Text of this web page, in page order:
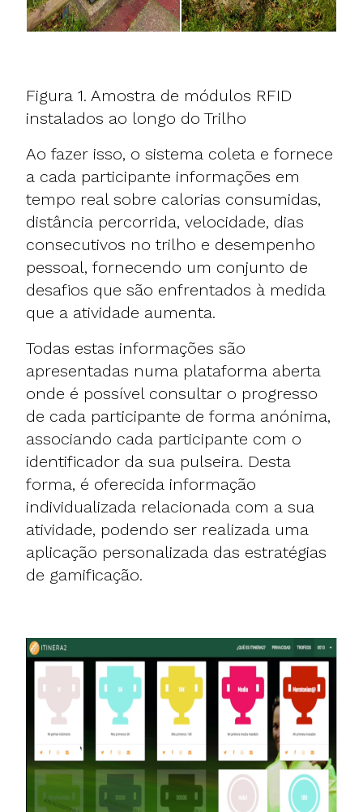
Figura 1. Amostra de módulos RFID
instalados ao longo do Trilho
Ao fazer isso, o sistema coleta e fornece
a cada participante informações em
tempo real sobre calorias consumidas,
distância percorrida, velocidade, dias
consecutivos no trilho e desempenho
pessoal, fornecendo um conjunto de
desafios que são enfrentados à medida
que a atividade aumenta.
Todas estas informações são
apresentadas numa plataforma aberta
onde é possível consultar o progresso
de cada participante de forma anónima,
associando cada participante com o
identificador da sua pulseira. Desta
forma, é oferecida informação
individualizada relacionada com a sua
atividade, podendo ser realizada uma
aplicação personalizada das estratégias
de gamificação.